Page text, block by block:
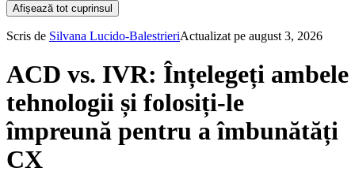
Afișează tot cuprinsul
Scris de Silvana Lucido-BalestrieriActualizat pe august 3, 2026
ACD vs. IVR: Înțelegeți ambele
tehnologii și folosiți-le
împreună pentru a îmbunătăți
CX